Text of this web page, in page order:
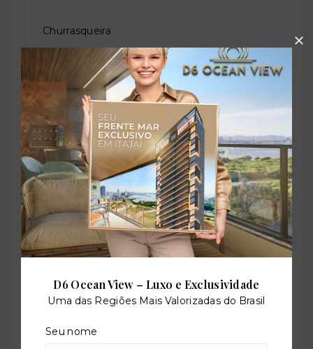
Churrasqueira
Elevador social
Piscina adulto
Piscina infantil
Playground
Quadra poliesportiva
D6 Ocean View – Luxo e Exclusividade
Uma das Regiões Mais Valorizadas do Brasil
Seu nome